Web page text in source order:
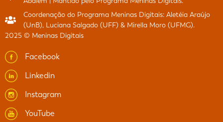
Coordenação do Programa Meninas Digitais: Aletéia Araújo
(UnB), Luciana Salgado (UFF) & Mirella Moro (UFMG).
2025 © Meninas Digitais
Facebook
Linkedin
Instagram
YouTube